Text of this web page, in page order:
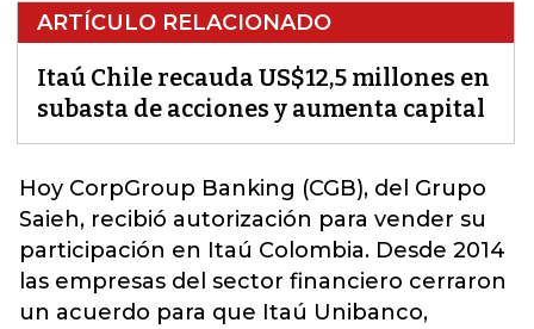
ARTÍCULO RELACIONADO
Itaú Chile recauda US$12,5 millones en
subasta de acciones y aumenta capital
Hoy CorpGroup Banking (CGB), del Grupo
Saieh, recibió autorización para vender su
participación en Itaú Colombia. Desde 2014
las empresas del sector financiero cerraron
un acuerdo para que Itaú Unibanco,